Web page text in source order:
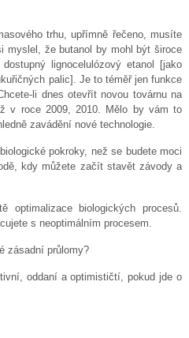
trhu, upřímně řečeno, musíte
myslel, že butanol by mohl být široce
lignocelulózový etanol [jako
palic]. Je to téměř jen funkce
li dnes otevřít novou továrnu na
v roce 2009, 2010. Mělo by vám to
zavádění nové technologie.
pokroky, než se budete moci
kdy můžete začít stavět závody a
biologických procesů.
s neoptimálním procesem.
zásadní průlomy?
oddaní a optimističtí, pokud jde o